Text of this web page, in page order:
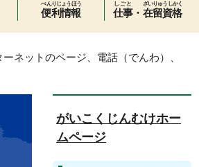
便利情報
べんりじょうほう
仕事
しごと
・ 在留資格
ざいりゅうしかく
ネットのページ、電話（でんわ）、
がいこくじんむけホー
ムページ